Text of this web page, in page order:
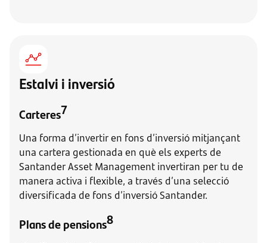
Estalvi i inversió
Carteres7
Una forma d’invertir en fons d’inversió mitjançant
una cartera gestionada en què els experts de
Santander Asset Management invertiran per tu de
manera activa i flexible, a través d’una selecció
diversificada de fons d’inversió Santander.
Plans de pensions8